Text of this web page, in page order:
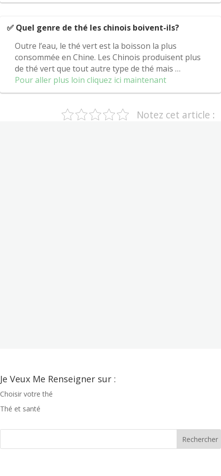
✅ Quel genre de thé les chinois boivent-ils?
Outre l’eau, le thé vert est la boisson la plus
consommée en Chine. Les Chinois produisent plus
de thé vert que tout autre type de thé mais …
Pour aller plus loin cliquez ici maintenant
Notez cet article :
Je Veux Me Renseigner sur :
Choisir votre thé
Thé et santé